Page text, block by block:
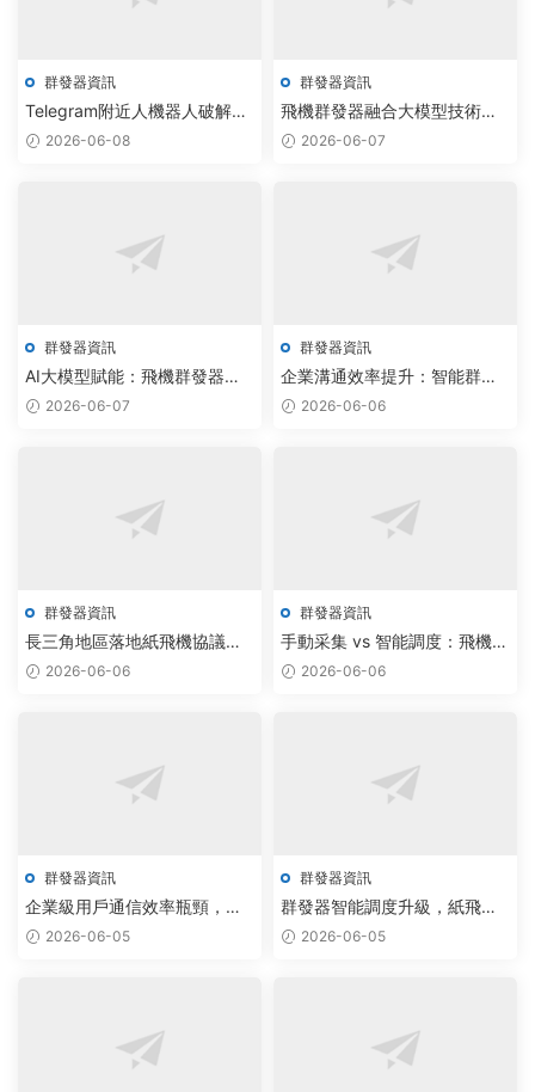
群發器資訊
Telegram附近人機器人破解版
驅動AIGC通信實現跨平台智能
2026-06-08
群發器資訊
飛機群發器融合大模型技術，
實現群組通訊效率提升300%
2026-06-07
群發器資訊
AI大模型賦能：飛機群發器與
電報采集工具價格透明化，效
2026-06-07
群發器資訊
企業溝通效率提升：智能群發
工具助力自動化營銷新突破
2026-06-06
群發器資訊
長三角地區落地紙飛機協議智
能群發系統，機器學習驅動通
2026-06-06
群發器資訊
手動采集 vs 智能調度：飛機群
發器與電報加群源碼打造新一
2026-06-06
群發器資訊
企業級用戶通信效率瓶頸，飛
機群發器與TG私信軟件組合智
2026-06-05
群發器資訊
群發器智能調度升級，紙飛機
網頁版批量發送效率提升300%
2026-06-05